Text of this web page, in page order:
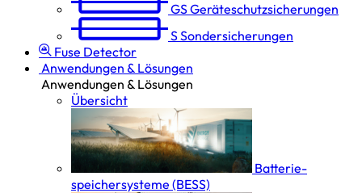
GSGeräteschutz­sicherungen
SSondersicherungen
Fuse Detector
Anwendungen & Lösungen
Anwendungen & Lösungen
Übersicht
Batterie­
speicher­systeme (BESS)